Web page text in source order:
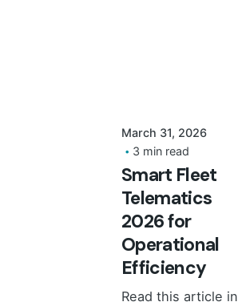
March 31, 2026
3 min read
Smart Fleet
Telematics
2026 for
Operational
Efficiency
Read this article in